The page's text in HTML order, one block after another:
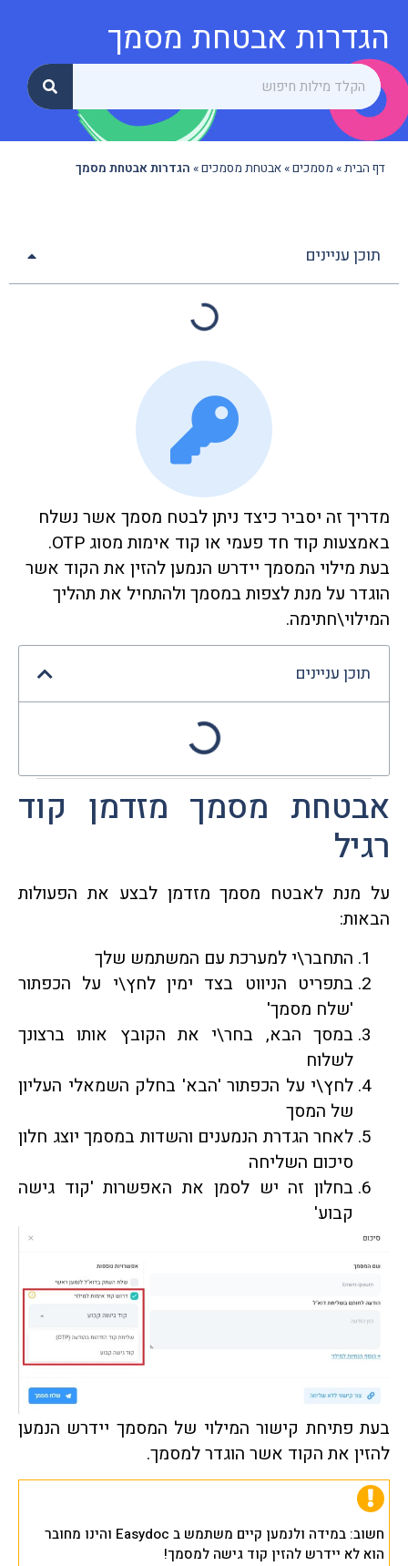
הגדרות אבטחת מסמך
דף הבית» מסמכים»אבטחת מסמכים» הגדרות אבטחת מסמך
תוכן עניינים
מדריך זה יסביר כיצד ניתן לבטח מסמך אשר נשלח
באמצעות קוד חד פעמי או קוד אימות מסוג OTP.
בעת מילוי המסמך יידרש הנמען להזין את הקוד אשר
הוגדר על מנת לצפות במסמך ולהתחיל את תהליך
המילוי\חתימה.
תוכן עניינים
אבטחת מסמך מזדמן קוד
רגיל
על מנת לאבטח מסמך מזדמן לבצע את הפעולות
הבאות:
התחבר\י למערכת עם המשתמש שלך
בתפריט הניווט בצד ימין לחץ\י על הכפתור
'שלח מסמך'
במסך הבא, בחר\י את הקובץ אותו ברצונך
לשלוח
לחץ\י על הכפתור 'הבא' בחלק השמאלי העליון
של המסך
לאחר הגדרת הנמענים והשדות במסמך יוצג חלון
סיכום השליחה
בחלון זה יש לסמן את האפשרות 'קוד גישה
קבוע'
בעת פתיחת קישור המילוי של המסמך יידרש הנמען
להזין את הקוד אשר הוגדר למסמך.
חשוב: במידה ולנמען קיים משתמש ב Easydoc והינו מחובר
הוא לא יידרש להזין קוד גישה למסמך!